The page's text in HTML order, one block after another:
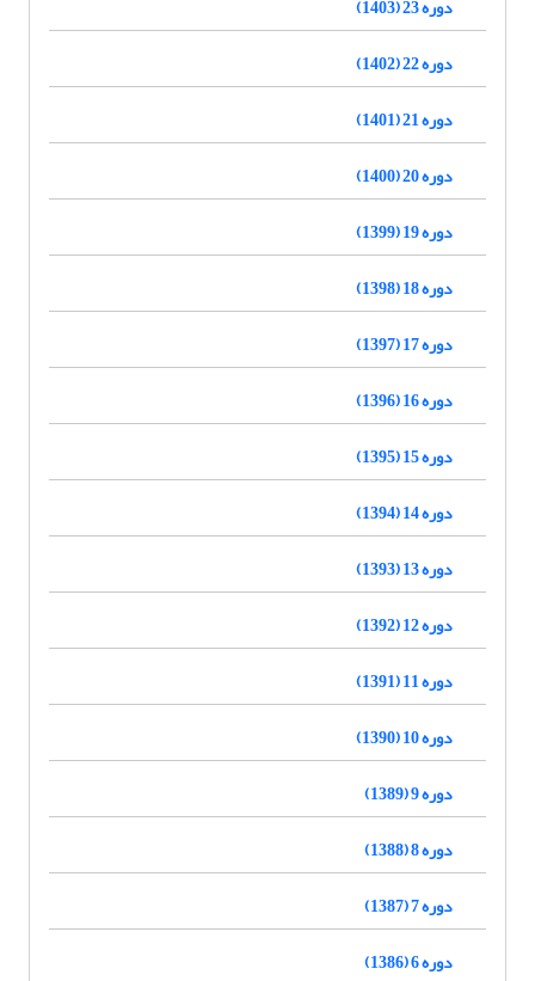
دوره 23 (1403)
دوره 22 (1402)
دوره 21 (1401)
دوره 20 (1400)
دوره 19 (1399)
دوره 18 (1398)
دوره 17 (1397)
دوره 16 (1396)
دوره 15 (1395)
دوره 14 (1394)
دوره 13 (1393)
دوره 12 (1392)
دوره 11 (1391)
دوره 10 (1390)
دوره 9 (1389)
دوره 8 (1388)
دوره 7 (1387)
دوره 6 (1386)